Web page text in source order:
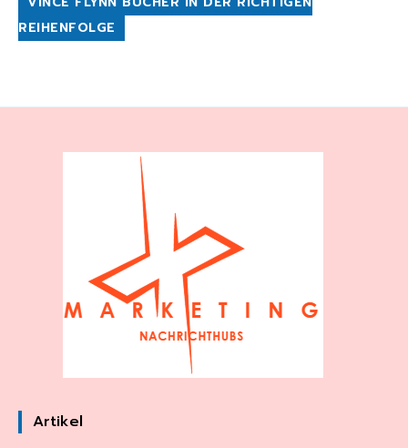
REIHENFOLGE
Artikel